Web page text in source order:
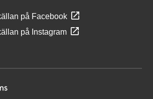
på Facebook
på Instagram